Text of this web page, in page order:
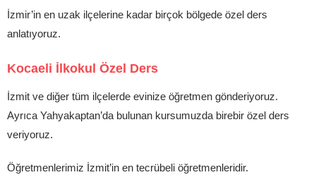
İzmir’in en uzak ilçelerine kadar birçok bölgede özel ders
anlatıyoruz.
Kocaeli İlkokul Özel Ders
İzmit ve diğer tüm ilçelerde evinize öğretmen gönderiyoruz.
Ayrıca Yahyakaptan’da bulunan kursumuzda birebir özel ders
veriyoruz.
Öğretmenlerimiz İzmit’in en tecrübeli öğretmenleridir.